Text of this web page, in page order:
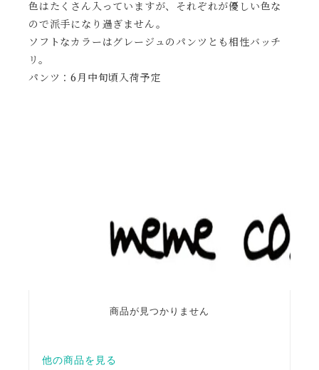
色はたくさん入っていますが、それぞれが優しい色な
ので派手になり過ぎません。
ソフトなカラーはグレージュのパンツとも相性バッチ
リ。
パンツ：6月中旬頃入荷予定